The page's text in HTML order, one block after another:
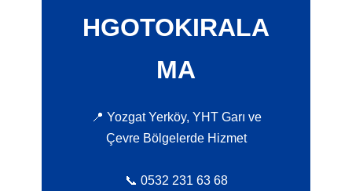
HGOTOKIRALA
MA
📍 Yozgat Yerköy, YHT Garı ve
Çevre Bölgelerde Hizmet
📞 0532 231 63 68